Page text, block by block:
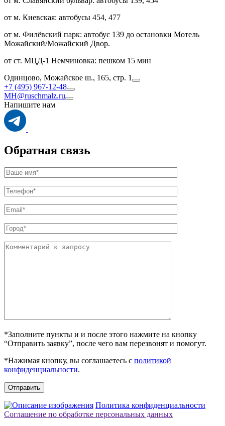
от м. Киевская: автобусы 454, 477
от м. Филёвский парк: автобус 139 до остановки Мотель
Можайский/Можайский Двор.
от ст. МЦД-1 Немчиновка: пешком 15 мин
Одинцово, Можайское ш., 165, стр. 1
+7 (495) 967-12-48
MH@ruschmalz.ru
Напишите нам
Обратная связь
*Заполните пункты и и после этого нажмите на кнопку
“Отправить заявку”, после чего вам перезвонят и помогут.
*Нажимая кнопку, вы соглашаетесь с политикой
конфиденциальности.
Отправить
Политика конфиденциальности
Соглашение по обработке персональных данных